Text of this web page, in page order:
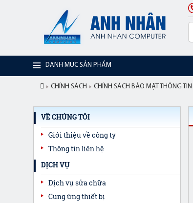
DANH MỤC SẢN PHẨM
CHÍNH SÁCH CHÍNH SÁCH BẢO MẬT THÔNG TIN
VỀ CHÚNG TÔI
Giới thiệu về công ty
Thông tin liên hệ
DỊCH VỤ
Dịch vụ sửa chữa
Cung ứng thiết bị